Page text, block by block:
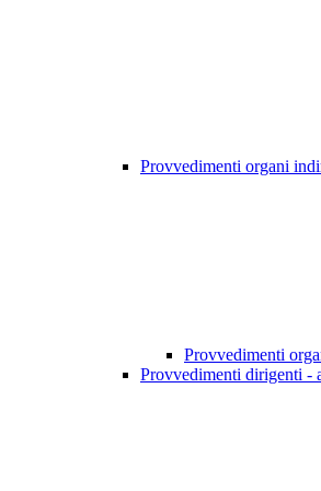
Provvedimenti organi
Provvedimenti
Provvedimenti dirigenti -